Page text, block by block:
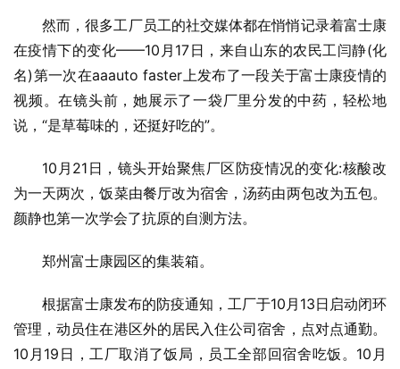
然而，很多工厂员工的社交媒体都在悄悄记录着富士康
在疫情下的变化——10月17日，来自山东的农民工闫静(化
名)第一次在aaauto faster上发布了一段关于富士康疫情的
视频。在镜头前，她展示了一袋厂里分发的中药，轻松地
说，“是草莓味的，还挺好吃的”。
10月21日，镜头开始聚焦厂区防疫情况的变化:核酸改
为一天两次，饭菜由餐厅改为宿舍，汤药由两包改为五包。
颜静也第一次学会了抗原的自测方法。
郑州富士康园区的集装箱。
根据富士康发布的防疫通知，工厂于10月13日启动闭环
管理，动员住在港区外的居民入住公司宿舍，点对点通勤。
10月19日，工厂取消了饭局，员工全部回宿舍吃饭。10月